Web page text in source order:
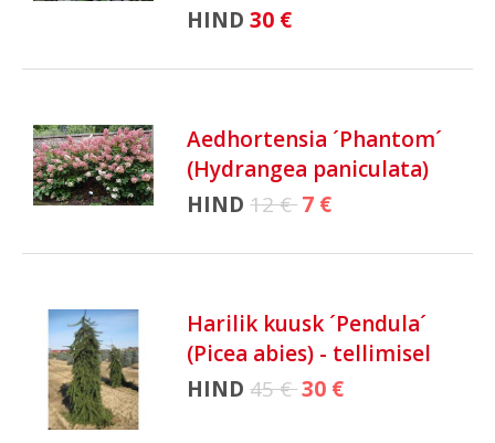
HIND 30 €
Aedhortensia ´Phantom´
(Hydrangea paniculata)
HIND 12 €7 €
Harilik kuusk ´Pendula´
(Picea abies) - tellimisel
HIND 45 €30 €